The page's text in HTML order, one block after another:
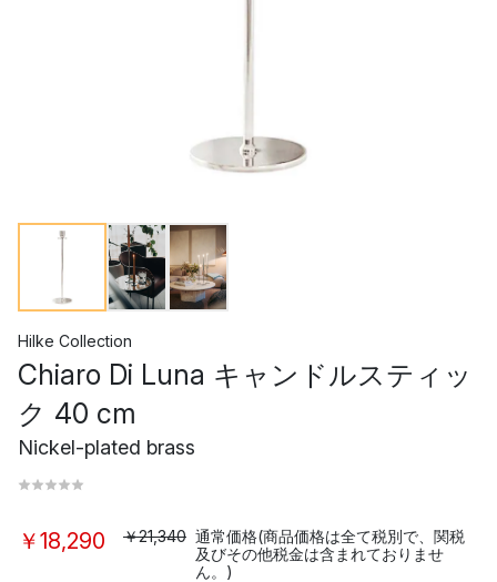
Hilke Collection
Chiaro Di Luna キャンドルスティッ
ク 40 cm
Nickel-plated brass
￥18,290 ￥21,340 通常価格(商品価格は全て税別で、関税
及びその他税金は含まれておりませ
ん。)